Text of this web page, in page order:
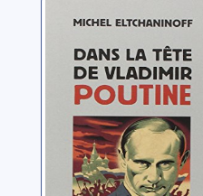
Dans la tête de
Vladimir Poutine:
essai
Eltchaninoff, Michel